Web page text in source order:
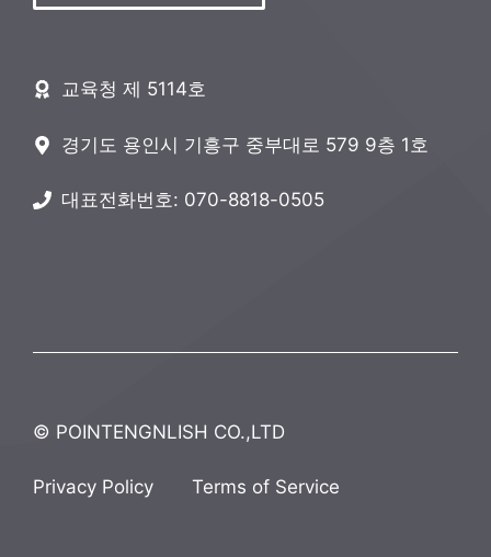
교육청 제 5114호
경기도 용인시 기흥구 중부대로 579 9층 1호
대표전화번호: 070-8818-0505
© POINTENGNLISH CO.,LTD
Privacy Policy Terms of Service